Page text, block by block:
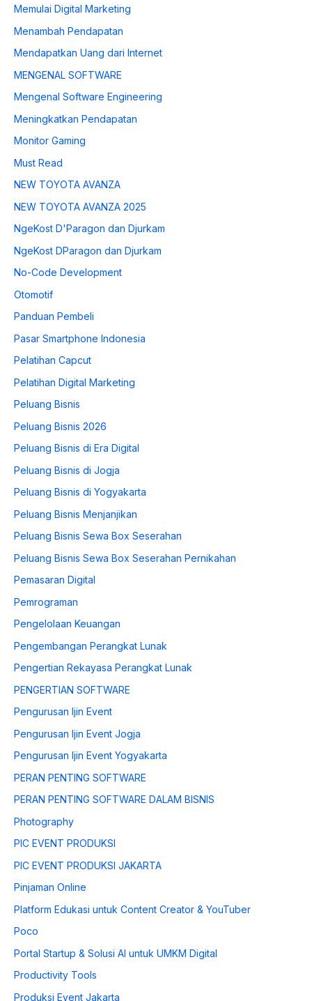
Memulai Digital Marketing
Menambah Pendapatan
Mendapatkan Uang dari Internet
MENGENAL SOFTWARE
Mengenal Software Engineering
Meningkatkan Pendapatan
Monitor Gaming
Must Read
NEW TOYOTA AVANZA
NEW TOYOTA AVANZA 2025
NgeKost D'Paragon dan Djurkam
NgeKost DParagon dan Djurkam
No-Code Development
Otomotif
Panduan Pembeli
Pasar Smartphone Indonesia
Pelatihan Capcut
Pelatihan Digital Marketing
Peluang Bisnis
Peluang Bisnis 2026
Peluang Bisnis di Era Digital
Peluang Bisnis di Jogja
Peluang Bisnis di Yogyakarta
Peluang Bisnis Menjanjikan
Peluang Bisnis Sewa Box Seserahan
Peluang Bisnis Sewa Box Seserahan Pernikahan
Pemasaran Digital
Pemrograman
Pengelolaan Keuangan
Pengembangan Perangkat Lunak
Pengertian Rekayasa Perangkat Lunak
PENGERTIAN SOFTWARE
Pengurusan Ijin Event
Pengurusan Ijin Event Jogja
Pengurusan Ijin Event Yogyakarta
PERAN PENTING SOFTWARE
PERAN PENTING SOFTWARE DALAM BISNIS
Photography
PIC EVENT PRODUKSI
PIC EVENT PRODUKSI JAKARTA
Pinjaman Online
Platform Edukasi untuk Content Creator & YouTuber
Poco
Portal Startup & Solusi AI untuk UMKM Digital
Productivity Tools
Produksi Event Jakarta